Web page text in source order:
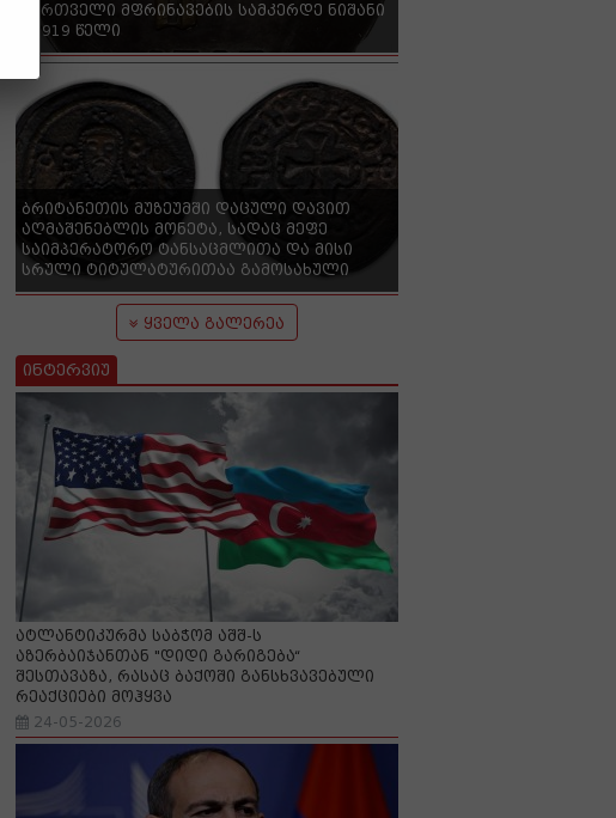
ქართველი მფრინავების სამკერდე ნიშანი
- 1919 წელი
ბრიტანეთის მუზეუმში დაცული დავით
აღმაშენებლის მონეტა, სადაც მეფე
საიმპერატორო ტანსაცმლითა და მისი
სრული ტიტულატურითაა გამოსახული
ყველა გალერეა
ინტერვიუ
ატლანტიკურმა საბჭომ აშშ-ს
აზერბაიჯანთან "დიდი გარიგება“
შესთავაზა, რასაც ბაქოში განსხვავებული
რეაქციები მოჰყვა
24-05-2026